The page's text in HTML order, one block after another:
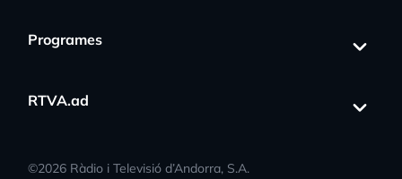
Programes
RTVA.ad
©2026 Ràdio i Televisió d’Andorra, S.A.